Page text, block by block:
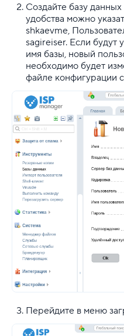
Создайте базу
удобства можно
shkaevme,
sagireiser. Если будут
имя базы, новый
необходимо будет
файле конфигурации
Перейдите в меню